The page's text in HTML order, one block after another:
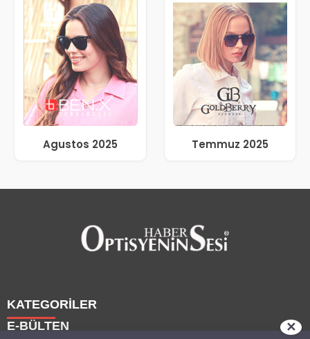
Agustos 2025 Temmuz 2025
KATEGORİLER
E-BÜLTEN ✕